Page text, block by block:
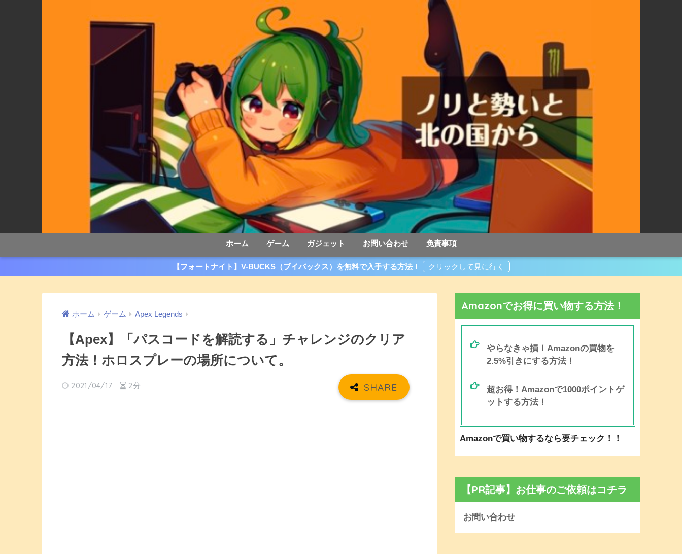
ホーム ゲーム ガジェット お問い合わせ 免責事項
【フォートナイト】V-BUCKS（ブイバックス）を無料で入手する方法！
ホーム ゲーム Apex Legends
【Apex】「パスコードを解読する」チャレンジのクリア
方法！ホロスプレーの場所について。
2021/04/17 2分
Amazonでお得に買い物する方法！
やらなきゃ損！Amazonの買物を
2.5%引きにする方法！
超お得！Amazonで1000ポイントゲ
ットする方法！
Amazonで買い物するなら要チェック！！
【PR記事】お仕事のご依頼はコチラ
お問い合わせ